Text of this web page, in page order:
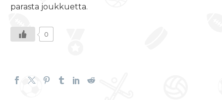
parasta joukkuetta.
0